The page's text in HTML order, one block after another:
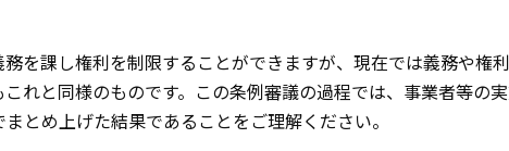
を課し権利を制限することができますが、現在では義務や
れと同様のものです。この条例審議の過程では、事業者等の
とめ上げた結果であることをご理解ください。